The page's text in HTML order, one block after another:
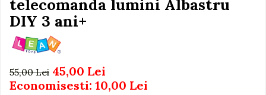
Jucarii de baie
Caluti balansoar
Interactive, educative si
muzicale
Ingrijire cosmetica mamici
Perioada Sarcinii
Sisteme De Purtare
telecomanda lumini Albastru
DIY 3 ani+
55,00 Lei 45,00 Lei
Economisesti: 10,00 Lei